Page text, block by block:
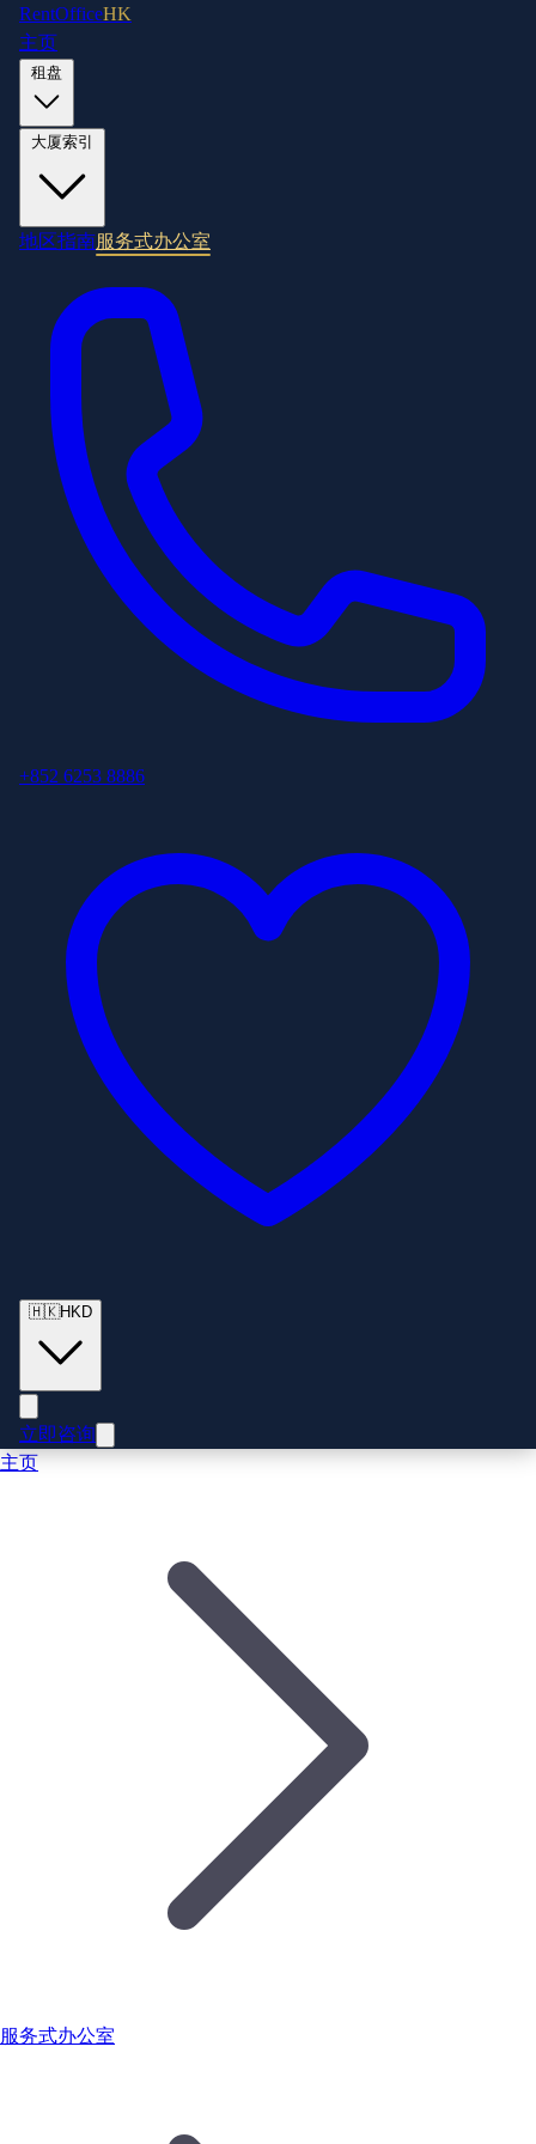
RentOfficeHK
主页
地区指南服务式办公室
+852 6253 8886
🇭🇰HKD
立即咨询
主页
服务式办公室